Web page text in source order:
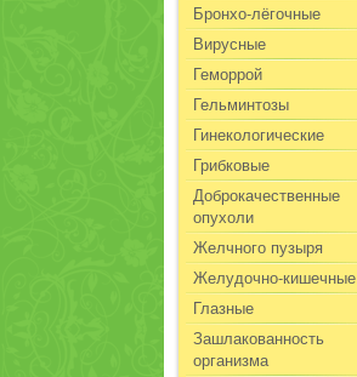
Бронхо-лёгочные
Вирусные
Геморрой
Гельминтозы
Гинекологические
Грибковые
Доброкачественные
опухоли
Желчного пузыря
Желудочно-кишечные
Глазные
Зашлакованность
организма